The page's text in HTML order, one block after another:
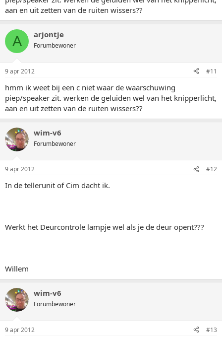
aan en uit zetten van de ruiten wissers??
A arjontje
Forumbewoner
9 apr 2012 #11
hmm ik weet bij een c niet waar de waarschuwing
piep/speaker zit. werken de geluiden wel van het knipperlicht,
aan en uit zetten van de ruiten wissers??
wim-v6
Forumbewoner
9 apr 2012 #12
In de tellerunit of Cim dacht ik.
Werkt het Deurcontrole lampje wel als je de deur opent???
Willem
wim-v6
Forumbewoner
9 apr 2012 #13